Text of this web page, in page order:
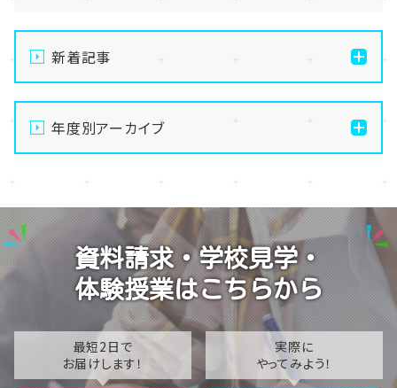
新着記事
【名古屋】🌻8/21(金)・8/22(土)開催💛夏の
OpenSchoolご案内🌻
【名古屋】🌺転入生・編入生 出願受付中🌺
【名古屋】🍋8/1(土)夏Open School開催🍋
【名古屋】🎐2026年・夏季閉校期間のお知らせ🎐
年度別アーカイブ
2025
2024
2023
2021
2020
資料請求・学校見学・
体験授業はこちらから
最短2日で
お届けします！
実際に
やってみよう！